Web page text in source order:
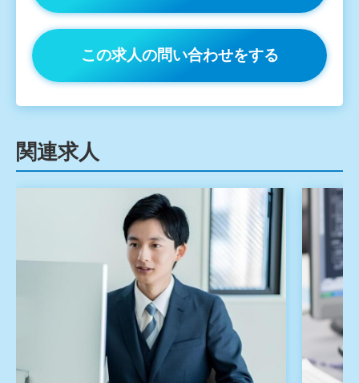
この求人の問い合わせをする
関連求人